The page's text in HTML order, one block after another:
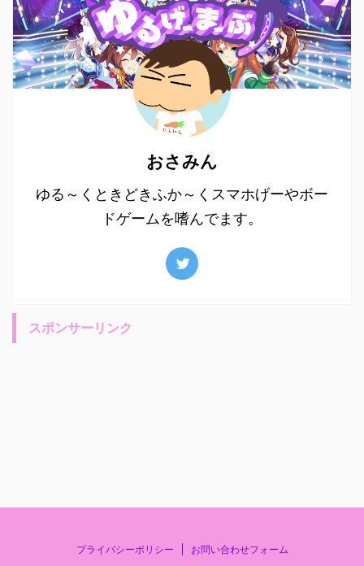
おさみん
ゆる～くときどきふか～くスマホげーやボー
ドゲームを嗜んでます。
スポンサーリンク
プライバシーポリシー お問い合わせフォーム